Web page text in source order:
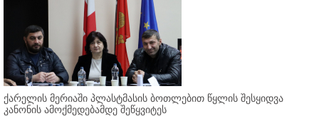
ქარელის მერიაში პლასტმასის ბოთლებით წყლის შესყიდვა
კანონის ამოქმედებამდე შეწყვიტეს